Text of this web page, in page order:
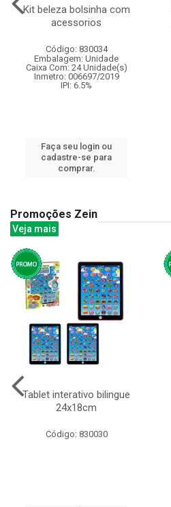
Kit beleza bolsinha com
acessorios
Código: 830034
Embalagem: Unidade
Caixa Com: 24 Unidade(s)
Inmetro: 006697/2019
IPI: 6.5%
Faça seu login ou
cadastre-se para
comprar.
Promoções Zein
Veja mais
Tablet interativo bilingue
24x18cm
Código: 830030